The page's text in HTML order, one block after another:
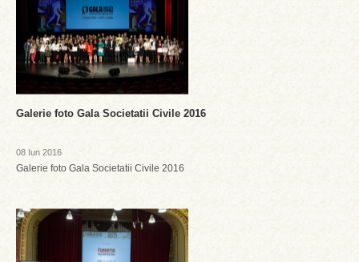
Galerie foto Gala Societatii Civile 2016
08 Iun 2016
Galerie foto Gala Societatii Civile 2016